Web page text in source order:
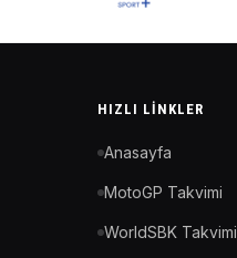
HIZLI LINKLER
Anasayfa
MotoGP Takvimi
WorldSBK Takvimi